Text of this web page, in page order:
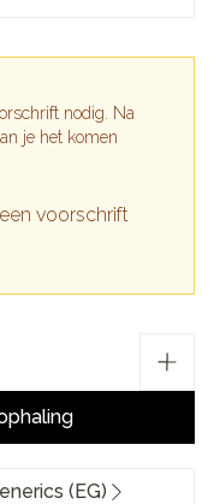
nodig. Na
je het komen
voorschrift
(EG)